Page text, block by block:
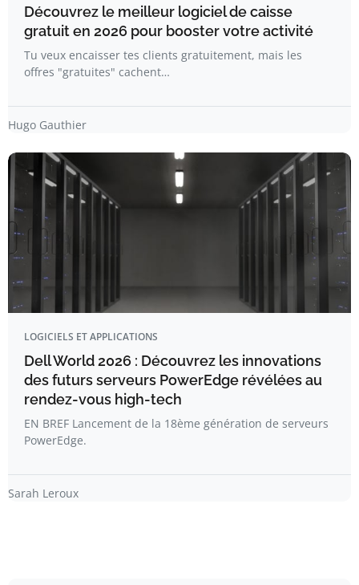
Découvrez le meilleur logiciel de caisse
gratuit en 2026 pour booster votre activité
Tu veux encaisser tes clients gratuitement, mais les
offres "gratuites" cachent…
Hugo Gauthier
LOGICIELS ET APPLICATIONS
Dell World 2026 : Découvrez les innovations
des futurs serveurs PowerEdge révélées au
rendez-vous high-tech
EN BREF Lancement de la 18ème génération de serveurs
PowerEdge.
Sarah Leroux